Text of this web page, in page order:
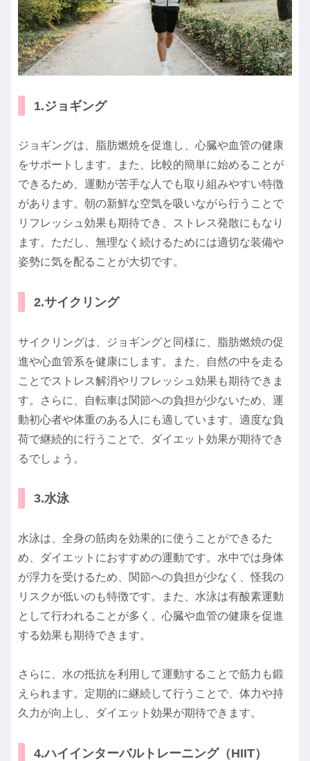
1.ジョギング
ジョギングは、脂肪燃焼を促進し、心臓や血管の健康
をサポートします。また、比較的簡単に始めることが
できるため、運動が苦手な人でも取り組みやすい特徴
があります。朝の新鮮な空気を吸いながら行うことで
リフレッシュ効果も期待でき、ストレス発散にもなり
ます。ただし、無理なく続けるためには適切な装備や
姿勢に気を配ることが大切です。
2.サイクリング
サイクリングは、ジョギングと同様に、脂肪燃焼の促
進や心血管系を健康にします。また、自然の中を走る
ことでストレス解消やリフレッシュ効果も期待できま
す。さらに、自転車は関節への負担が少ないため、運
動初心者や体重のある人にも適しています。適度な負
荷で継続的に行うことで、ダイエット効果が期待でき
るでしょう。
3.水泳
水泳は、全身の筋肉を効果的に使うことができるた
め、ダイエットにおすすめの運動です。水中では身体
が浮力を受けるため、関節への負担が少なく、怪我の
リスクが低いのも特徴です。また、水泳は有酸素運動
として行われることが多く、心臓や血管の健康を促進
する効果も期待できます。
さらに、水の抵抗を利用して運動することで筋力も鍛
えられます。定期的に継続して行うことで、体力や持
久力が向上し、ダイエット効果が期待できます。
4.ハイインターバルトレーニング（HIIT）